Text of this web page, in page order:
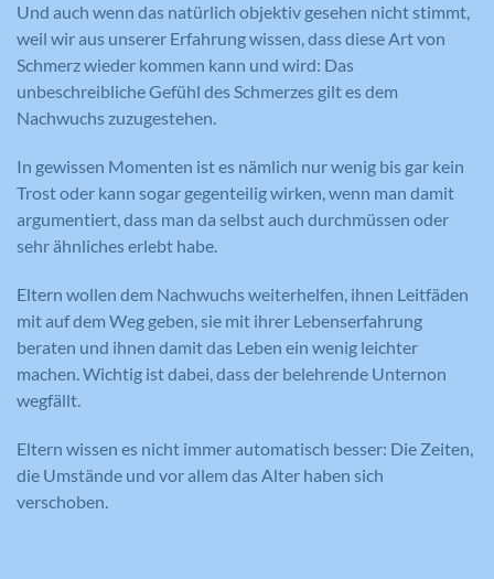
Und auch wenn das natürlich objektiv gesehen nicht stimmt,
weil wir aus unserer Erfahrung wissen, dass diese Art von
Schmerz wieder kommen kann und wird: Das
unbeschreibliche Gefühl des Schmerzes gilt es dem
Nachwuchs zuzugestehen.
In gewissen Momenten ist es nämlich nur wenig bis gar kein
Trost oder kann sogar gegenteilig wirken, wenn man damit
argumentiert, dass man da selbst auch durchmüssen oder
sehr ähnliches erlebt habe.
Eltern wollen dem Nachwuchs weiterhelfen, ihnen Leitfäden
mit auf dem Weg geben, sie mit ihrer Lebenserfahrung
beraten und ihnen damit das Leben ein wenig leichter
machen. Wichtig ist dabei, dass der belehrende Unternon
wegfällt.
Eltern wissen es nicht immer automatisch besser: Die Zeiten,
die Umstände und vor allem das Alter haben sich
verschoben.